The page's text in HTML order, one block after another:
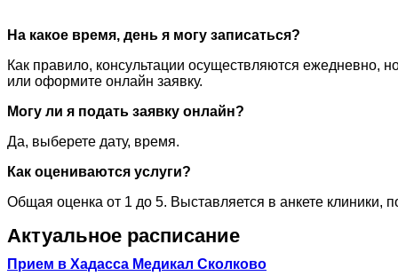
На какое время, день я могу записаться?
Как правило, консультации осуществляются ежедневно,
или оформите онлайн заявку.
Могу ли я подать заявку онлайн?
Да, выберете дату, время.
Как оцениваются услуги?
Общая оценка от 1 до 5. Выставляется в анкете клиники,
Актуальное расписание
Прием в Хадасса Медикал Сколково